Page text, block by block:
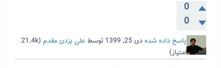
0
0
پاسخ داده شده دی 25, 1399 توسط علی یزدی مقدم (
21.4k
امتیاز)